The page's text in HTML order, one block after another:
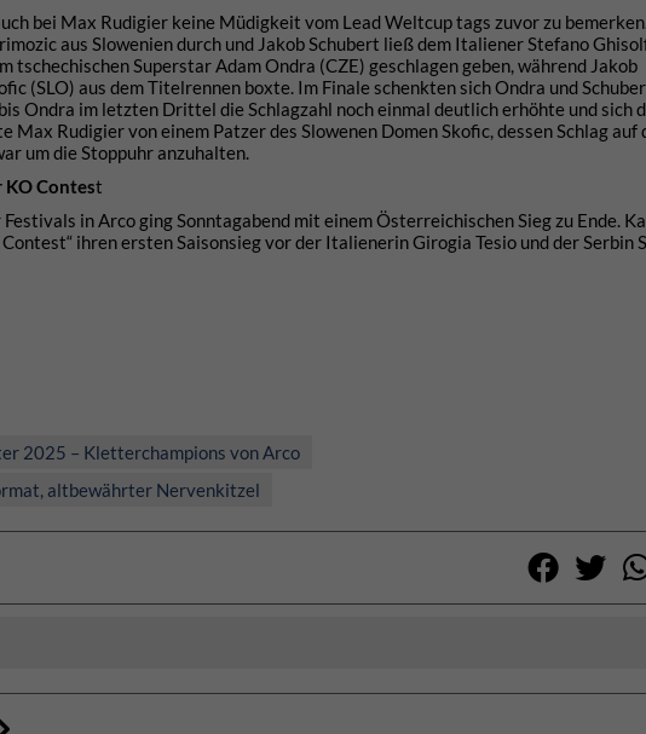
bei Max Rudigier keine Müdigkeit vom Lead Weltcup tags zuvor zu
aus Slowenien durch und Jakob Schubert ließ dem Italiener Stefano
tschechischen Superstar Adam Ondra (CZE) geschlagen geben, während Jakob
(SLO) aus dem Titelrennen boxte. Im Finale schenkten sich Ondra und
Ondra im letzten Drittel die Schlagzahl noch einmal deutlich erhöhte und sich
Rudigier von einem Patzer des Slowenen Domen Skofic, dessen Schlag auf
um die Stoppuhr anzuhalten.
Contest
in Arco ging Sonntagabend mit einem Österreichischen Sieg zu Ende.
ihren ersten Saisonsieg vor der Italienerin Girogia Tesio und der Serbin
2025 – Kletterchampions von Arco
altbewährter Nervenkitzel